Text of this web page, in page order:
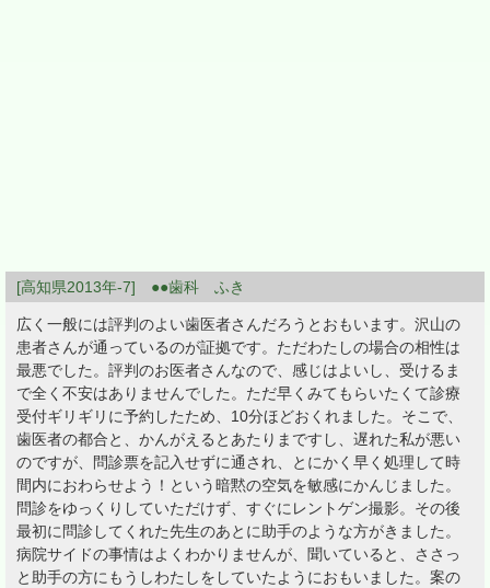
[高知県2013年-7] ●●歯科 ふき
広く一般には評判のよい歯医者さんだろうとおもいます。沢山の
患者さんが通っているのが証拠です。ただわたしの場合の相性は
最悪でした。評判のお医者さんなので、感じはよいし、受けるま
で全く不安はありませんでした。ただ早くみてもらいたくて診療
受付ギリギリに予約したため、10分ほどおくれました。そこで、
歯医者の都合と、かんがえるとあたりまですし、遅れた私が悪い
のですが、問診票を記入せずに通され、とにかく早く処理して時
間内におわらせよう！という暗黙の空気を敏感にかんじました。
問診をゆっくりしていただけず、すぐにレントゲン撮影。その後
最初に問診してくれた先生のあとに助手のような方がきました。
病院サイドの事情はよくわかりませんが、聞いていると、ささっ
と助手の方にもうしわたしをしていたようにおもいました。案の